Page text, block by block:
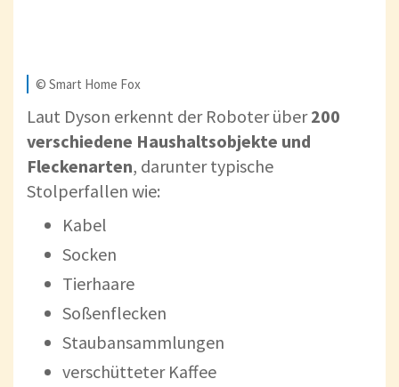
© Smart Home Fox
Laut Dyson erkennt der Roboter über200
verschiedene Haushaltsobjekte und
Fleckenarten, darunter typische
Stolperfallen wie:
Kabel
Socken
Tierhaare
Soßenflecken
Staubansammlungen
verschütteter Kaffee